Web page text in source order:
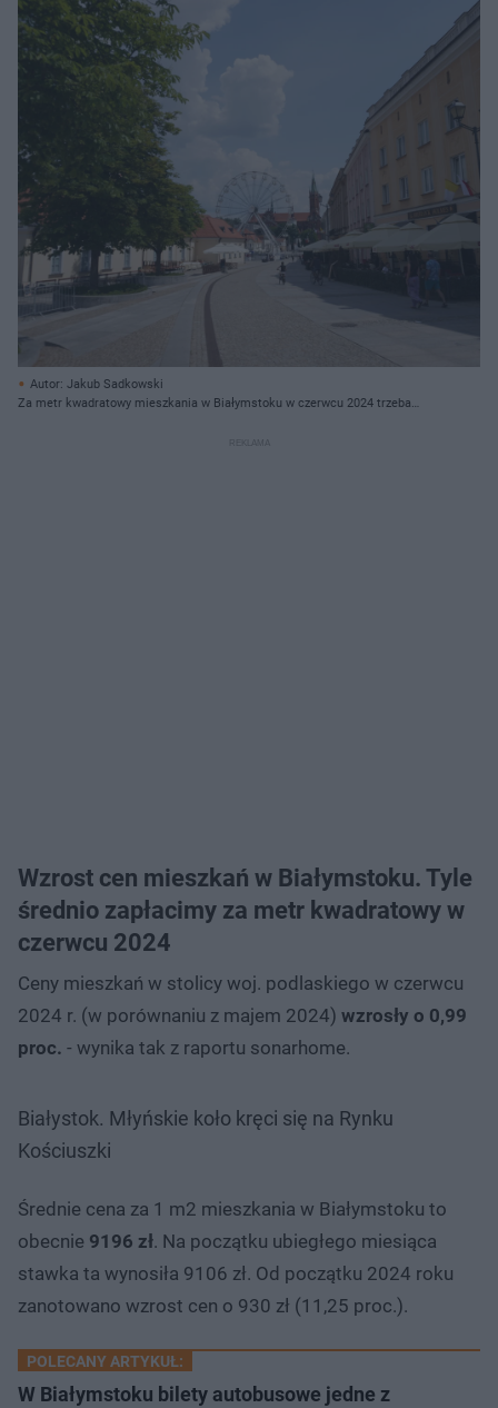
Autor: Jakub Sadkowski
Za metr kwadratowy mieszkania w Białymstoku w czerwcu 2024 trzeba
Wzrost cen mieszkań w Białymstoku. Tyle
średnio zapłacimy za metr kwadratowy w
czerwcu 2024
Ceny mieszkań w stolicy woj. podlaskiego w czerwcu
2024 r. (w porównaniu z majem 2024) wzrosły o 0,99
proc. - wynika tak z raportu sonarhome.
Białystok. Młyńskie koło kręci się na Rynku
Kościuszki
Średnie cena za 1 m2 mieszkania w Białymstoku to
obecnie 9196 zł. Na początku ubiegłego miesiąca
stawka ta wynosiła 9106 zł. Od początku 2024 roku
zanotowano wzrost cen o 930 zł (11,25 proc.).
POLECANY ARTYKUŁ:
W Białymstoku bilety autobusowe jedne z